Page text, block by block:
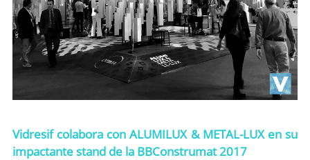
Vidresif colabora con ALUMILUX & METAL-LUX en su
impactante stand de la BBConstrumat 2017